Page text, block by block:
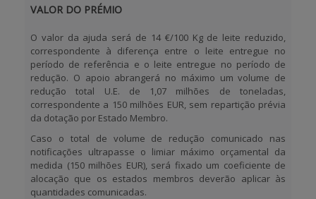
VALOR DO PRÉMIO
O valor da ajuda será de 14 €/100 Kg de leite reduzido,
correspondente à diferença entre o leite entregue no
período de referência e o leite entregue no período de
redução. O apoio abrangerá no máximo um volume de
redução total U.E. de
1,07 milhões de toneladas,
correspondente a 150 milhões EUR, sem repartição prévia
da dotação por Estado Membro.
Caso o total de volume de redução comunicado nas
notificações ultrapasse o limiar máximo orçamental da
medida (150 milhões EUR), será fixado um coeficiente de
alocação que os estados membros deverão aplicar às
quantidades comunicadas.